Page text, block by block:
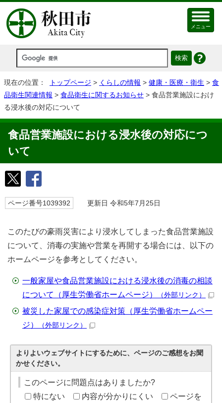
メニュー
現在の位置： トップページ > くらしの情報 > 健康・医療・衛生 > 食
品衛生関連情報 > 食品衛生に関するお知らせ > 食品営業施設におけ
る浸水後の対応について
食品営業施設における浸水後の対応につ
いて
ページ番号1039392 更新日 令和5年7月25日
このたびの豪雨災害により浸水してしまった食品営業施設
について、消毒の実施や営業を再開する場合には、以下の
ホームページを参考としてください。
一般家屋や食品営業施設における浸水後の消毒の相談
について（厚生労働省ホームページ）
（外部リンク）
被災した家屋での感染症対策（厚生労働省ホームペー
ジ）
（外部リンク）
よりよいウェブサイトにするために、ページのご感想をお聞
かせください。
このページに問題点はありましたか?
特にない
内容が分かりにくい
ページを